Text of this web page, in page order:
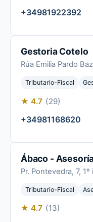
+34981922392
Gestoria Cotelo
Rúa Emilia Pardo
Tributario-Fiscal
★ 4.7 (29)
+34981168620
Ábaco -
Pr. Pontevedra, 7,
Tributario-Fiscal
★ 4.7 (13)